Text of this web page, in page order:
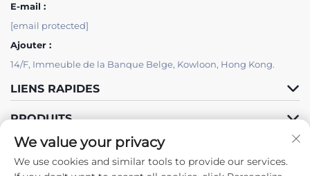
E-mail :
[email protected]
Ajouter :
14/F, Immeuble de la Banque Belge, Kowloon, Hong Kong.
LIENS RAPIDES
PRODUITS
We value your privacy
We use cookies and similar tools to provide our services.